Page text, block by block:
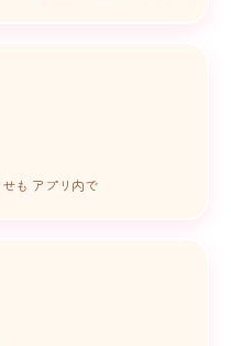
も アプリ内で